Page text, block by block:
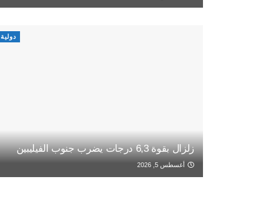
دولية
زلزال بقوة 6,3 درجات يضرب جنوب الفيليبين
أغسطس 5, 2026